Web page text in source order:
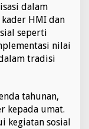
dalam
HMI dan
seperti
nilai
tradisi
tahunan,
kepada umat.
kegiatan sosial